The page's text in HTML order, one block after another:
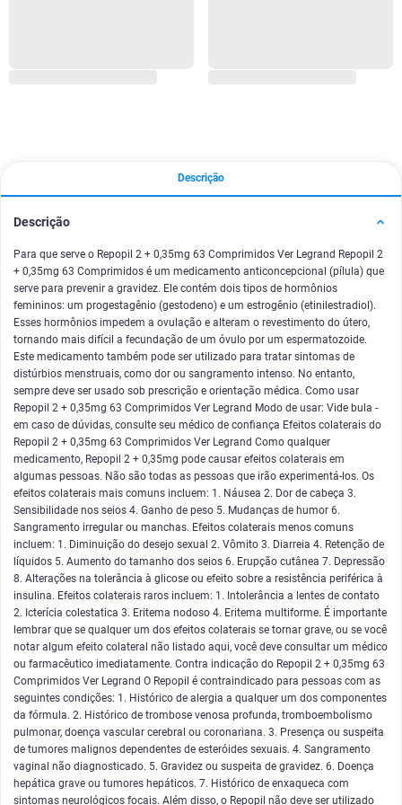
Descrição
Descrição
Para que serve o Repopil 2 + 0,35mg 63 Comprimidos Ver Legrand Repopil 2
+ 0,35mg 63 Comprimidos é um medicamento anticoncepcional (pílula) que
serve para prevenir a gravidez. Ele contém dois tipos de hormônios
femininos: um progestagênio (gestodeno) e um estrogênio (etinilestradiol).
Esses hormônios impedem a ovulação e alteram o revestimento do útero,
tornando mais difícil a fecundação de um óvulo por um espermatozoide.
Este medicamento também pode ser utilizado para tratar sintomas de
distúrbios menstruais, como dor ou sangramento intenso. No entanto,
sempre deve ser usado sob prescrição e orientação médica. Como usar
Repopil 2 + 0,35mg 63 Comprimidos Ver Legrand Modo de usar: Vide bula -
em caso de dúvidas, consulte seu médico de confiança Efeitos colaterais do
Repopil 2 + 0,35mg 63 Comprimidos Ver Legrand Como qualquer
medicamento, Repopil 2 + 0,35mg pode causar efeitos colaterais em
algumas pessoas. Não são todas as pessoas que irão experimentá-los. Os
efeitos colaterais mais comuns incluem: 1. Náusea 2. Dor de cabeça 3.
Sensibilidade nos seios 4. Ganho de peso 5. Mudanças de humor 6.
Sangramento irregular ou manchas. Efeitos colaterais menos comuns
incluem: 1. Diminuição do desejo sexual 2. Vômito 3. Diarreia 4. Retenção de
líquidos 5. Aumento do tamanho dos seios 6. Erupção cutânea 7. Depressão
8. Alterações na tolerância à glicose ou efeito sobre a resistência periférica à
insulina. Efeitos colaterais raros incluem: 1. Intolerância a lentes de contato
2. Icterícia colestatica 3. Eritema nodoso 4. Eritema multiforme. É importante
lembrar que se qualquer um dos efeitos colaterais se tornar grave, ou se você
notar algum efeito colateral não listado aqui, você deve consultar um médico
ou farmacêutico imediatamente. Contra indicação do Repopil 2 + 0,35mg 63
Comprimidos Ver Legrand O Repopil é contraindicado para pessoas com as
seguintes condições: 1. Histórico de alergia a qualquer um dos componentes
da fórmula. 2. Histórico de trombose venosa profunda, tromboembolismo
pulmonar, doença vascular cerebral ou coronariana. 3. Presença ou suspeita
de tumores malignos dependentes de esteróides sexuais. 4. Sangramento
vaginal não diagnosticado. 5. Gravidez ou suspeita de gravidez. 6. Doença
hepática grave ou tumores hepáticos. 7. Histórico de enxaqueca com
sintomas neurológicos focais. Além disso, o Repopil não deve ser utilizado